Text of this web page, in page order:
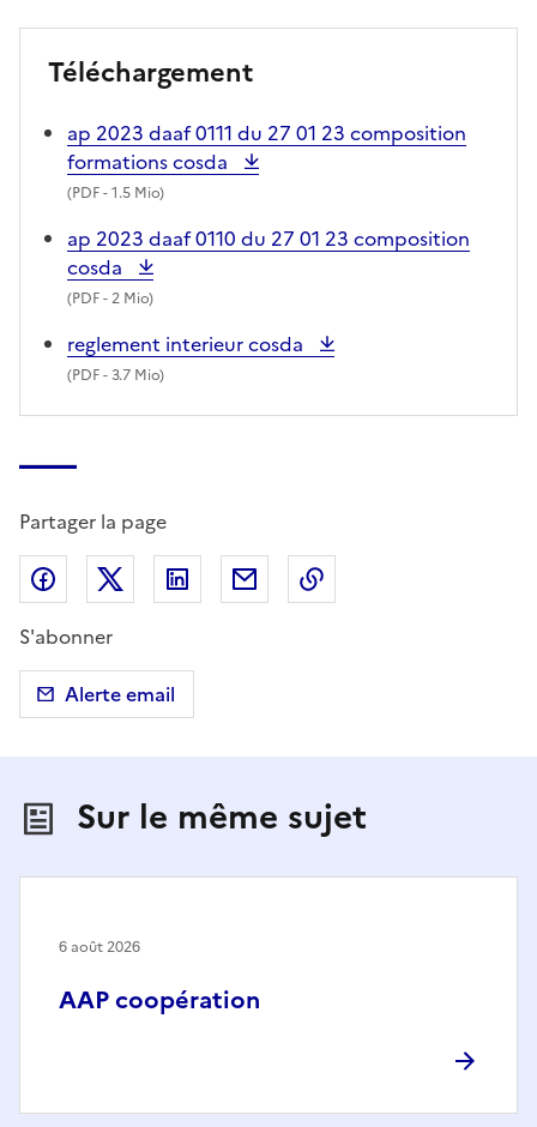
Téléchargement
ap 2023 daaf 0111 du 27 01 23 composition
formations cosda
(PDF- 1.5 Mio)
ap 2023 daaf 0110 du 27 01 23 composition
cosda
(PDF- 2 Mio)
reglement interieur cosda
(PDF- 3.7 Mio)
Partager la page
Partager sur Facebook
Partager sur X (anciennement Twitter)
Partager sur LinkedIn
Partager par email
S'abonner
Alerte email
Sur le même sujet
AAP coopération
6 août 2026